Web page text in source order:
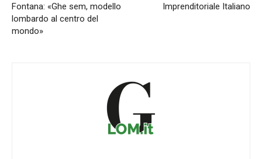
Fontana: «Ghe sem, modello
lombardo al centro del
mondo»
Imprenditoriale Italiano